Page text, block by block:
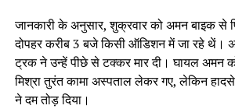
जानकारी के अनुसार, शुक्रवार को अमन बाइक से
दोपहर करीब 3 बजे किसी ऑडिशन में जा रहे थें।
ट्रक ने उन्हें पीछे से टक्कर मार दी। घायल अमन
मिश्रा तुरंत कामा अस्पताल लेकर गए, लेकिन
ने दम तोड़ दिया।